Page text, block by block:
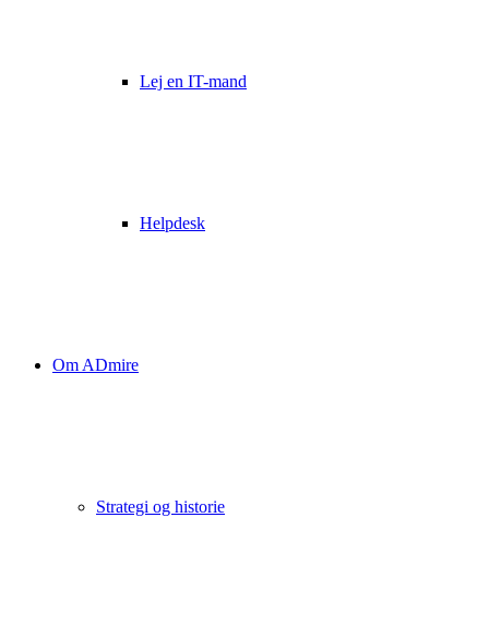
Lej en IT-mand
Helpdesk
Om ADmire
Strategi og historie